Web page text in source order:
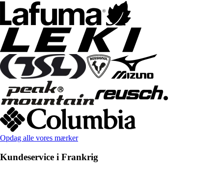
Opdag alle vores mærker
Kundeservice i Frankrig